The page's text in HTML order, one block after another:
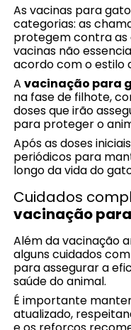
As vacinas para
categorias: as
protegem contra as
vacinas não
acordo com o estilo
Avacinação para
na fase de filhote,
doses que irão
para proteger o
Após as doses
periódicos para
longo da vida do
Cuidados
vacinação
Além da vacinação
alguns cuidados
para assegurar a
saúde do animal.
É importante
atualizado,